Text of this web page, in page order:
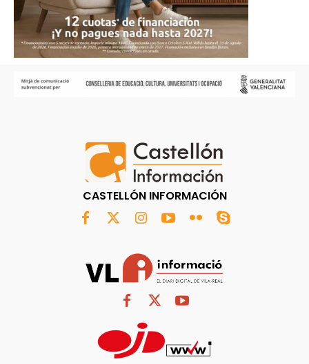
CASTELLÓN INFORMACIÓN